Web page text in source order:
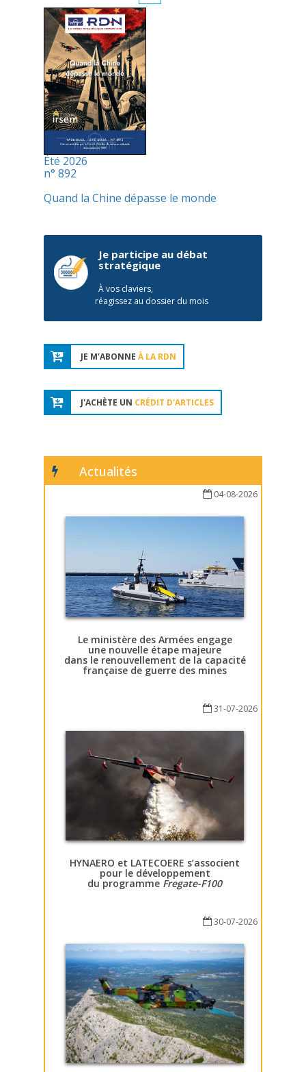
Été 2026
n° 892
Quand la Chine dépasse le monde
Je participe au débat
stratégique
À vos claviers,
réagissez au dossier du mois
JE M'ABONNE À LA RDN
J'ACHÈTE UN CRÉDIT D'ARTICLES
Actualités
04-08-2026
Le ministère des Armées engage
une nouvelle étape majeure
dans le renouvellement de la capacité
française de guerre des mines
31-07-2026
HYNAERO et LATECOERE s’associent
pour le développement
du programme Fregate-F100
30-07-2026